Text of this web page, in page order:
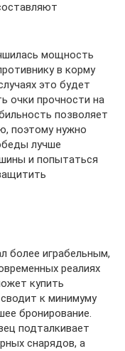
мощность
в корму
это будет
очки прочности на
позволяет
поэтому нужно
лучше
и попытаться
более играбельным,
реалиях
купить
к минимуму
бронирование.
подталкивает
снарядов, а